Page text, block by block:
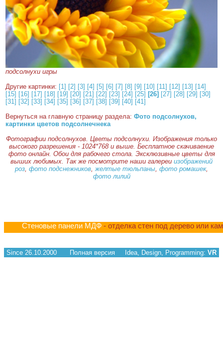
подсолнухи игры
Другие картинки: [1] [2] [3] [4] [5] [6] [7] [8] [9] [10] [11] [12] [13] [14]
[15] [16] [17] [18] [19] [20] [21] [22] [23] [24] [25] [26] [27] [28] [29] [30]
[31] [32] [33] [34] [35] [36] [37] [38] [39] [40] [41]
Вернуться на главную страницу раздела: Фото подсолнухов,
картинки цветов подсолнечнека
Фотографии подсолнухов. Цветы подсолнухи. Изображения только
высокого разрешения - 1024*768 и выше. Бесплатное скачиваение
фото онлайн. Обои для рабочего стола. Эксклюзивные цветы для
выших любимых. Так же посмотрите наши галереи изображений
роз фото подснежников желтые тюльпаны фото ромашек,
фото лилий
Стеновые панели МДФ - отделка стен под дерево или
Since 26.10.2000 Полная версия Idea, Design, Programming: VR